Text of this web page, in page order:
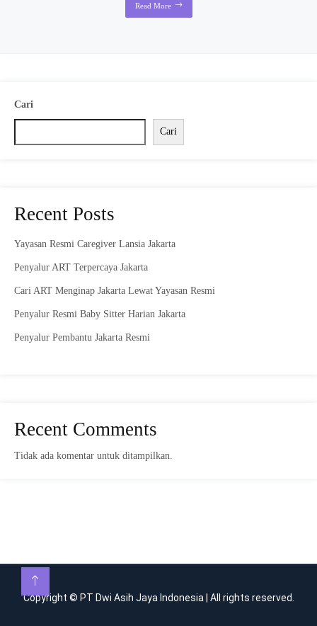
Read More
Cari
Cari
Recent Posts
Yayasan Resmi Caregiver Lansia Jakarta
Penyalur ART Terpercaya Jakarta
Cari ART Menginap Jakarta Lewat Yayasan Resmi
Penyalur Resmi Baby Sitter Harian Jakarta
Penyalur Pembantu Jakarta Resmi
Recent Comments
Tidak ada komentar untuk ditampilkan.
Copyright © PT Dwi Asih Jaya Indonesia | All rights reserved.